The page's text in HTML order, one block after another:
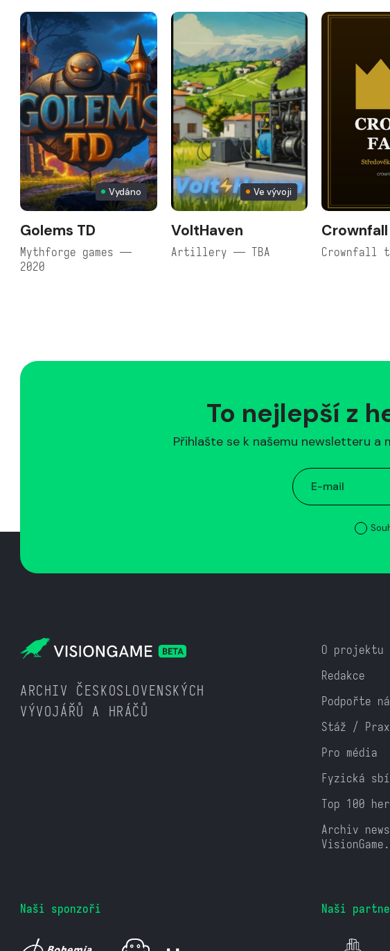
Vydáno
Golems TD
Mythforge games —
2020
Ve vývoji
VoltHaven
Artillery — TBA
Crownfall
Crownfall
To nejlepší z
Přihlašte se k našemu newsletteru a
ARCHIV ČESKOSLOVENSKÝCH
VÝVOJÁŘŮ A HRÁČŮ
O projektu
Redakce
Podpořte
Stáž /
Pro média
Fyzická
Top 100 her
Archiv
Naši sponzoři Naši